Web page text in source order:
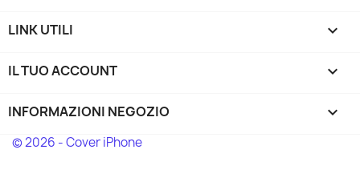
LINK UTILI 
IL TUO ACCOUNT 
INFORMAZIONI NEGOZIO keyboard_arrow_down
© 2026 - Cover iPhone